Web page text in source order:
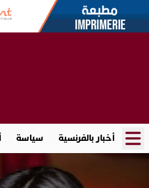
أخبار بالفرنسية سياسة